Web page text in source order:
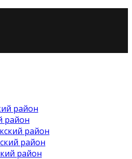
район
район
район
район
район